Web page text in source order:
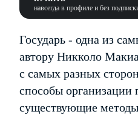
навсегда в профиле и без
Государь - одна из
автору Никколо
с самых разных
способы организации
существующие